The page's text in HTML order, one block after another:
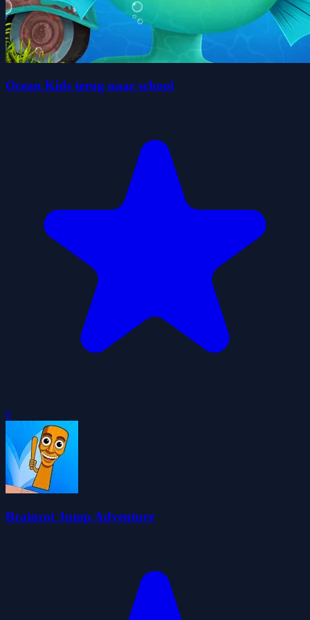
Ocean Kids terug naar school
0
Brainrot Jump Adventure